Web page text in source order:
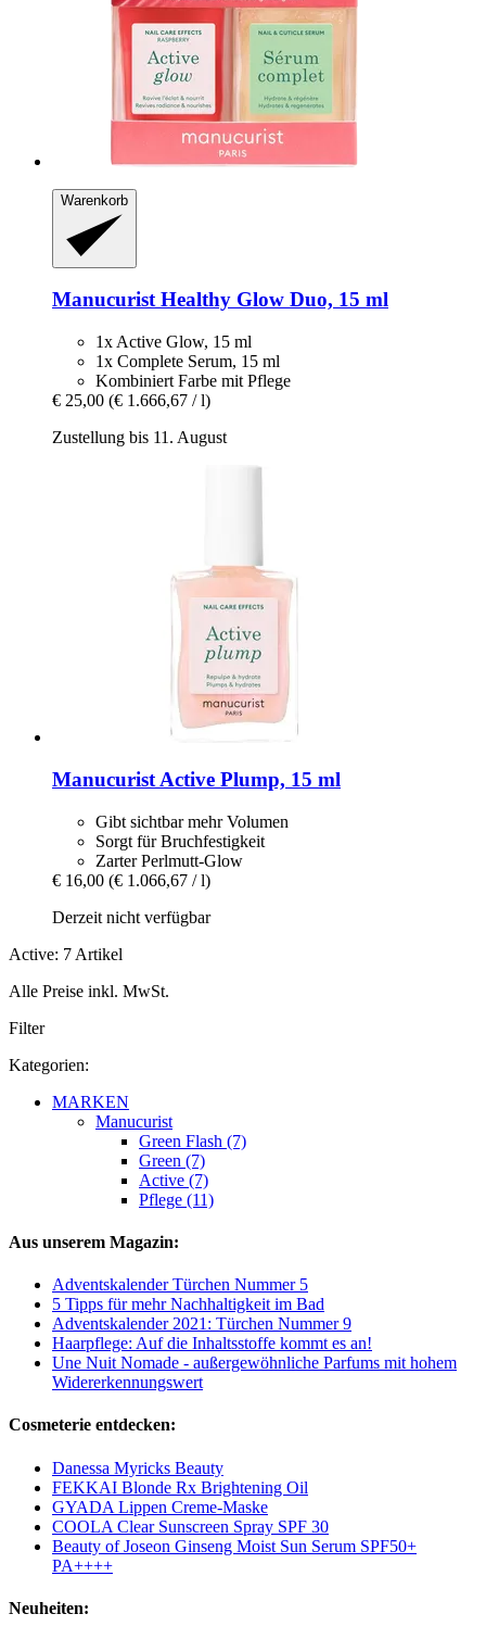
Warenkorb
ManucuristHealthy Glow Duo, 15 ml
1x Active Glow, 15 ml
1x Complete Serum, 15 ml
Kombiniert Farbe mit Pflege
€ 25,00 (€ 1.666,67 / l)
Zustellung bis 11. August
Manucurist Active Plump, 15 ml
Gibt sichtbar mehr Volumen
Sorgt für Bruchfestigkeit
Zarter Perlmutt-Glow
€ 16,00 (€ 1.066,67 / l)
Derzeit nicht verfügbar
Active: 7 Artikel
Alle Preise inkl. MwSt.
Filter
Kategorien:
MARKEN
Manucurist
Green Flash (7)
Green (7)
Active (7)
Pflege (11)
Aus unserem Magazin:
Adventskalender Türchen Nummer 5
5 Tipps für mehr Nachhaltigkeit im Bad
Adventskalender 2021: Türchen Nummer 9
Haarpflege: Auf die Inhaltsstoffe kommt es an!
Une Nuit Nomade - außergewöhnliche Parfums mit hohem
Widererkennungswert
Cosmeterie entdecken:
Danessa Myricks Beauty
FEKKAI Blonde Rx Brightening Oil
GYADA Lippen Creme-Maske
COOLA Clear Sunscreen Spray SPF 30
Beauty of Joseon Ginseng Moist Sun Serum SPF50+
PA++++
Neuheiten: